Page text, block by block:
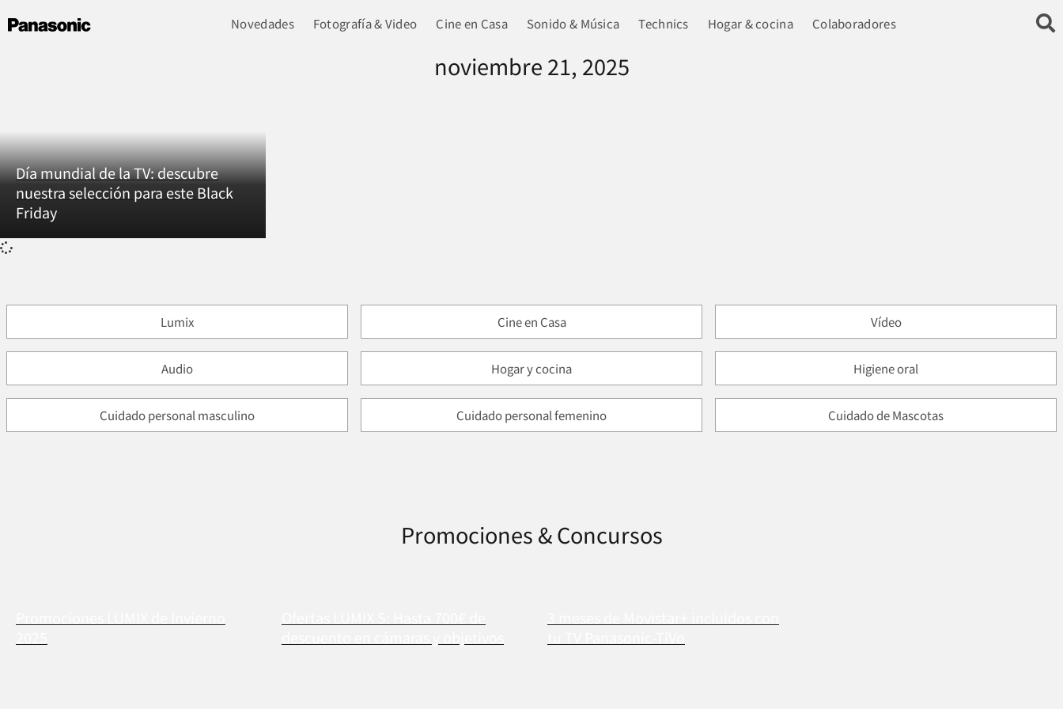
Novedades Fotografía & Video Cine en Casa Sonido & Música Technics Hogar & cocina Colaboradores
noviembre 21, 2025
Día mundial de la TV: descubre
nuestra selección para este Black
Friday
Lumix Cine en Casa Vídeo
Audio Hogar y cocina Higiene oral
Cuidado personal masculino Cuidado personal femenino Cuidado de Mascotas
Promociones & Concursos